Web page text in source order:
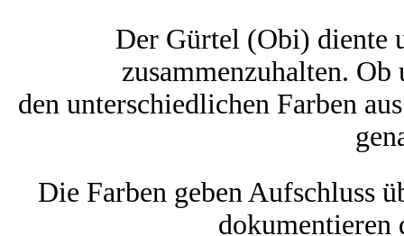
Der Gürtel (Obi) diente
zusammenzuhalten.
den unterschiedlichen Farben
Die Farben geben Aufschluss